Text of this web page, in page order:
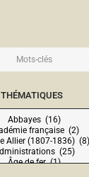
THÉMATIQUES